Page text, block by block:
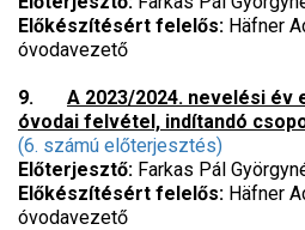
Előkészítésért felelős: Häfner
óvodavezető
9. A 2023/2024. nevelési
óvodai felvétel, indítandó
(6. számú előterjesztés)
Előterjesztő: Farkas Pál
Előkészítésért felelős: Häfner
óvodavezető